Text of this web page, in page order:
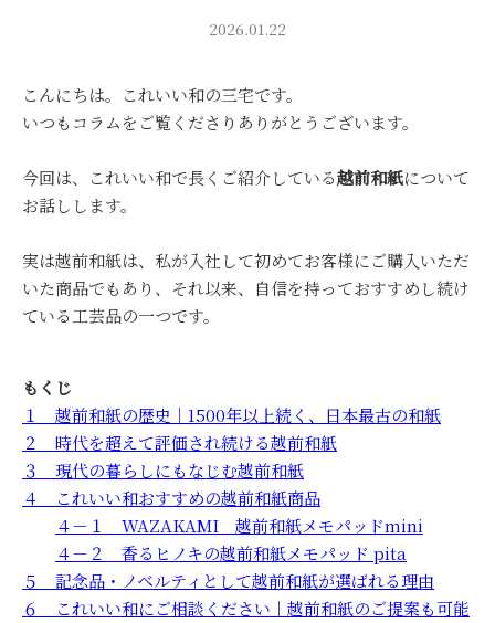
2026.01.22
こんにちは。これいい和の三宅です。
いつもコラムをご覧くださりありがとうございます。
今回は、これいい和で長くご紹介している越前和紙について
お話しします。
実は越前和紙は、私が入社して初めてお客様にご購入いただ
いた商品でもあり、それ以来、自信を持っておすすめし続け
ている工芸品の一つです。
もくじ
１ 越前和紙の歴史｜1500年以上続く、日本最古の和紙
２ 時代を超えて評価され続ける越前和紙
３ 現代の暮らしにもなじむ越前和紙
４ これいい和おすすめの越前和紙商品
４－１ WAZAKAMI 越前和紙メモパッドmini
４－２ 香るヒノキの越前和紙メモパッド pita
５ 記念品・ノベルティとして越前和紙が選ばれる理由
６ これいい和にご相談ください｜越前和紙のご提案も可能